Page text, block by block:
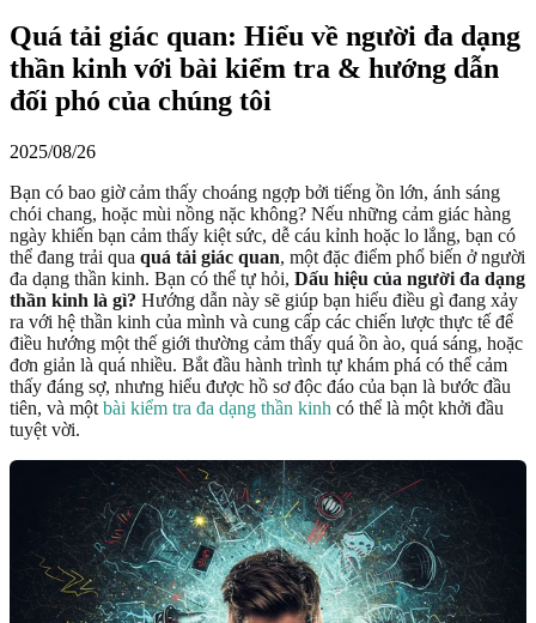
Quá tải giác quan: Hiểu về người đa dạng
thần kinh với bài kiểm tra & hướng dẫn
đối phó của chúng tôi
2025/08/26
Bạn có bao giờ cảm thấy choáng ngợp bởi tiếng ồn lớn, ánh sáng
chói chang, hoặc mùi nồng nặc không? Nếu những cảm giác hàng
ngày khiến bạn cảm thấy kiệt sức, dễ cáu kỉnh hoặc lo lắng, bạn có
thể đang trải qua quá tải giác quan, một đặc điểm phổ biến ở người
đa dạng thần kinh. Bạn có thể tự hỏi, Dấu hiệu của người đa dạng
thần kinh là gì? Hướng dẫn này sẽ giúp bạn hiểu điều gì đang xảy
ra với hệ thần kinh của mình và cung cấp các chiến lược thực tế để
điều hướng một thế giới thường cảm thấy quá ồn ào, quá sáng, hoặc
đơn giản là quá nhiều. Bắt đầu hành trình tự khám phá có thể cảm
thấy đáng sợ, nhưng hiểu được hồ sơ độc đáo của bạn là bước đầu
tiên, và một bài kiểm tra đa dạng thần kinh có thể là một khởi đầu
tuyệt vời.